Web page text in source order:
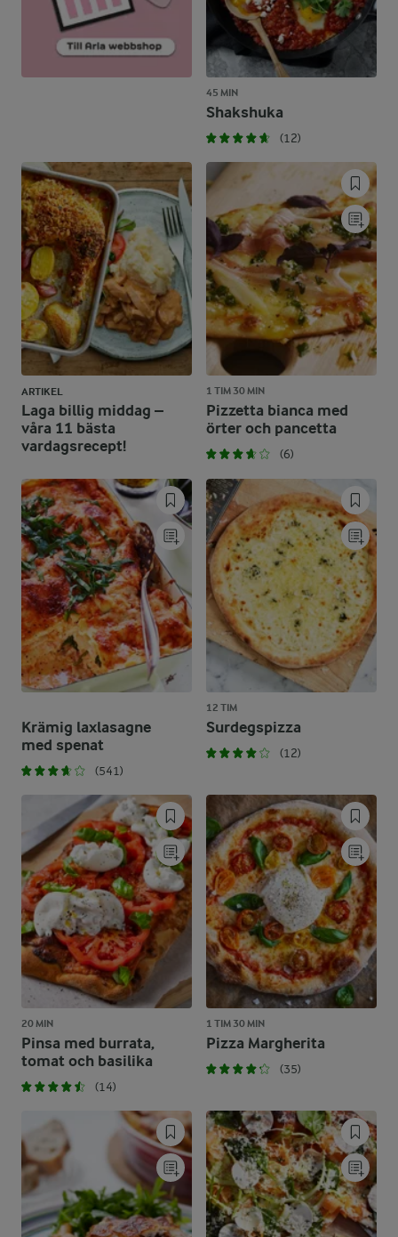
45 MIN
Shakshuka
(12)
ARTIKEL
Laga billig middag –
våra 11 bästa
vardagsrecept!
1 TIM 30 MIN
Pizzetta bianca med
örter och pancetta
(6)
Krämig laxlasagne
med spenat
(541)
12 TIM
Surdegspizza
(12)
20 MIN
Pinsa med burrata,
tomat och basilika
(14)
1 TIM 30 MIN
Pizza Margherita
(35)